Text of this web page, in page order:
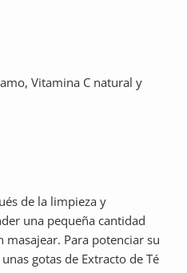
Vitamina C natural y
de la limpieza y
una pequeña cantidad
Para potenciar su
gotas de Extracto de Té